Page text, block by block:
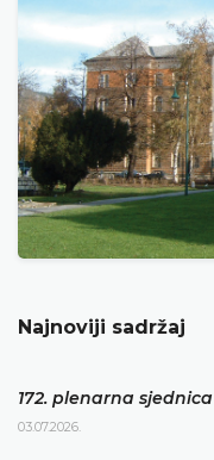
Najnoviji sadržaj
172. plenarna sjednica
03.07.2026.